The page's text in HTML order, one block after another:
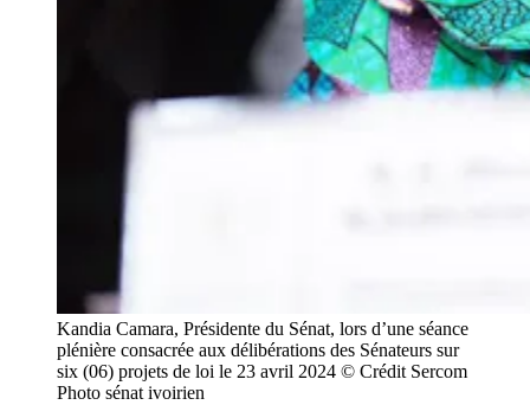
Kandia Camara, Présidente du Sénat, lors d’une séance
plénière consacrée aux délibérations des Sénateurs sur
six (06) projets de loi le 23 avril 2024 © Crédit Sercom
Photo sénat ivoirien